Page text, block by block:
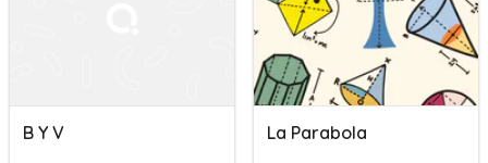
B Y V La Parabola